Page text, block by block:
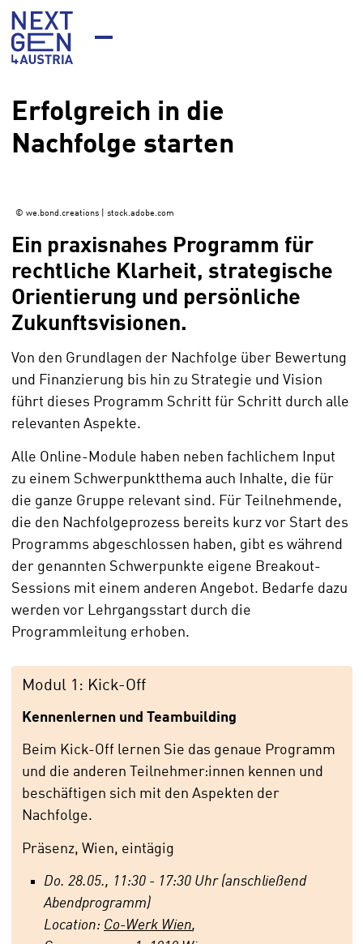
Zum
Inhalt
springen
Zur
Hauptnavigation
springen
Zum
Footer
springen
Erfolgreich in die
Nachfolge starten
© we.bond.creations | stock.adobe.com
Ein praxisnahes Programm für
rechtliche Klarheit, strategische
Orientierung und persönliche
Zukunftsvisionen.
Von den Grundlagen der Nachfolge über Bewertung
und Finanzierung bis hin zu Strategie und Vision
führt dieses Programm Schritt für Schritt durch alle
relevanten Aspekte.
Alle Online-Module haben neben fachlichem Input
zu einem Schwerpunktthema auch Inhalte, die für
die ganze Gruppe relevant sind. Für Teilnehmende,
die den Nachfolgeprozess bereits kurz vor Start des
Programms abgeschlossen haben, gibt es während
der genannten Schwerpunkte eigene Breakout-
Sessions mit einem anderen Angebot. Bedarfe dazu
werden vor Lehrgangsstart durch die
Programmleitung erhoben.
Modul 1: Kick-Off
Kennenlernen und Teambuilding
Beim Kick-Off lernen Sie das genaue Programm
und die anderen Teilnehmer:innen kennen und
beschäftigen sich mit den Aspekten der
Nachfolge.
Präsenz, Wien, eintägig
Do. 28.05., 11:30 - 17:30 Uhr (anschließend
Abendprogramm)
Location: Co-Werk Wien,